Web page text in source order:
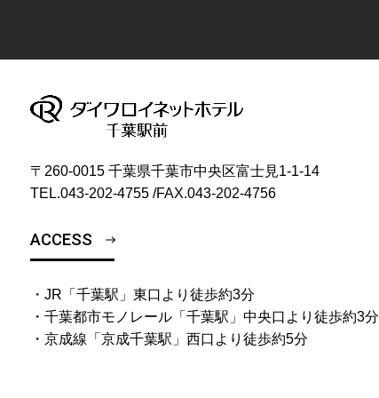
〒260-0015 千葉県千葉市中央区富士見1-1-14
TEL.043-202-4755 /FAX.043-202-4756
ACCESS
・JR「千葉駅」東口より徒歩約3分
・千葉都市モノレール「千葉駅」中央口より徒歩約3分
・京成線「京成千葉駅」西口より徒歩約5分